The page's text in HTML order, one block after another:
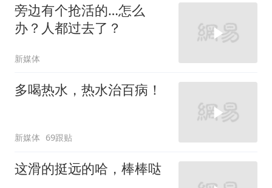
旁边有个抢活的…怎么
办？人都过去了？
新媒体
多喝热水，热水治百病！
新媒体 69跟贴
这滑的挺远的哈，棒棒哒